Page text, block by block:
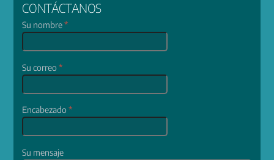
CONTÁCTANOS
Su nombre*
Su correo*
Encabezado*
Su mensaje